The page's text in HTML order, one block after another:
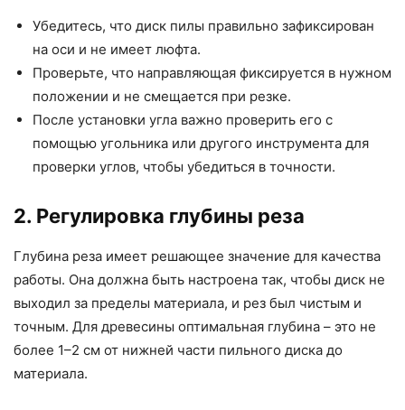
Убедитесь, что диск пилы правильно зафиксирован
на оси и не имеет люфта.
Проверьте, что направляющая фиксируется в нужном
положении и не смещается при резке.
После установки угла важно проверить его с
помощью угольника или другого инструмента для
проверки углов, чтобы убедиться в точности.
2. Регулировка глубины реза
Глубина реза имеет решающее значение для качества
работы. Она должна быть настроена так, чтобы диск не
выходил за пределы материала, и рез был чистым и
точным. Для древесины оптимальная глубина – это не
более 1–2 см от нижней части пильного диска до
материала.